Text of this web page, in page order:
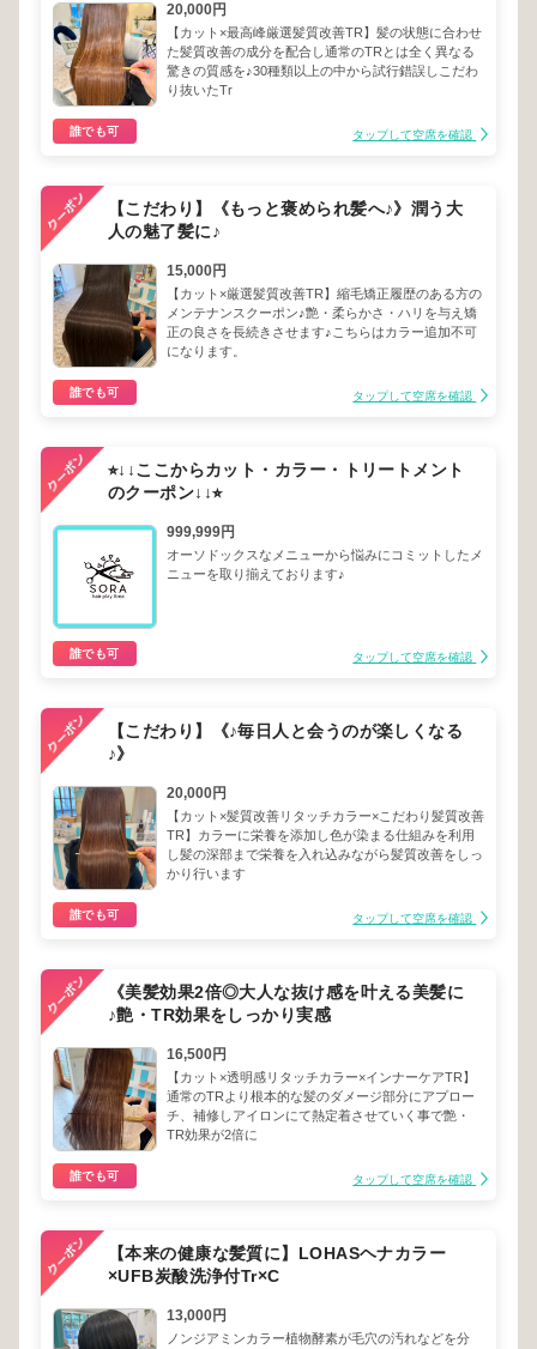
20,000円
【カット×最高峰厳選髪質改善TR】髪の状態に合わせ
た髪質改善の成分を配合し通常のTRとは全く異なる
驚きの質感を♪30種類以上の中から試行錯誤しこだわ
り抜いたTr
誰でも可 タップして空席を確認
【こだわり】《もっと褒められ髪へ♪》潤う大
人の魅了髪に♪
15,000円
【カット×厳選髪質改善TR】縮毛矯正履歴のある方の
メンテナンスクーポン♪艶・柔らかさ・ハリを与え矯
正の良さを長続きさせます♪こちらはカラー追加不可
になります。
誰でも可 タップして空席を確認
⭐︎↓↓ここからカット・カラー・トリートメント
のクーポン↓↓⭐︎
999,999円
オーソドックスなメニューから悩みにコミットしたメ
ニューを取り揃えております♪
誰でも可 タップして空席を確認
【こだわり】《♪毎日人と会うのが楽しくなる
♪》
20,000円
【カット×髪質改善リタッチカラー×こだわり髪質改善
TR】カラーに栄養を添加し色が染まる仕組みを利用
し髪の深部まで栄養を入れ込みながら髪質改善をしっ
かり行います
誰でも可 タップして空席を確認
《美髪効果2倍◎大人な抜け感を叶える美髪に
♪艶・TR効果をしっかり実感
16,500円
【カット×透明感リタッチカラー×インナーケアTR】
通常のTRより根本的な髪のダメージ部分にアプロー
チ、補修しアイロンにて熱定着させていく事で艶・
TR効果が2倍に
誰でも可 タップして空席を確認
【本来の健康な髪質に】LOHASヘナカラー
×UFB炭酸洗浄付Tr×C
13,000円
ノンジアミンカラー植物酵素が毛穴の汚れなどを分